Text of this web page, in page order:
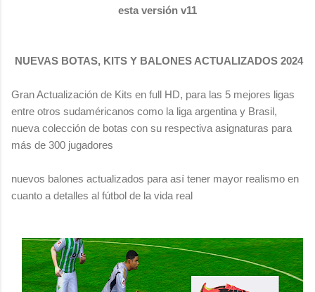
esta versión v11
NUEVAS BOTAS, KITS Y BALONES ACTUALIZADOS 2024
Gran Actualización de Kits en full HD, para las 5 mejores ligas
entre otros sudaméricanos como la liga argentina y Brasil,
nueva colección de botas con su respectiva asignaturas para
más de 300 jugadores
nuevos balones actualizados para así tener mayor realismo en
cuanto a detalles al fútbol de la vida real